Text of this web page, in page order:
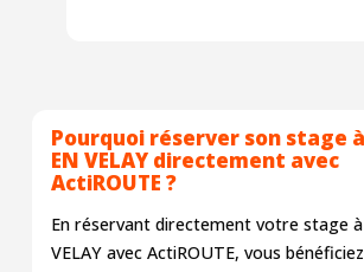
Pourquoi réserver son stage à
EN VELAY directement avec
ActiROUTE ?
En réservant directement votre stage à
VELAY avec ActiROUTE, vous